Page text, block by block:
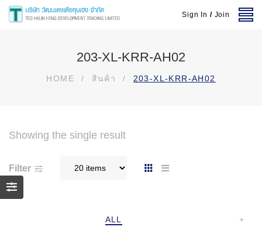
Sign In / Join
203-XL-KRR-AH02
HOME / สินค้า / 203-XL-KRR-AH02
Showing the single result
Filter
ALL +